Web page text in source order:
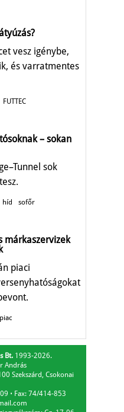
vesz igénybe,
és varratmentes
FUTTEC
– sokan
sok
híd sofőr
márkaszervizek
piaci
Bt. 1993-2026.
András
Szekszárd, Csokonai
⋅ Fax: 74/414-853